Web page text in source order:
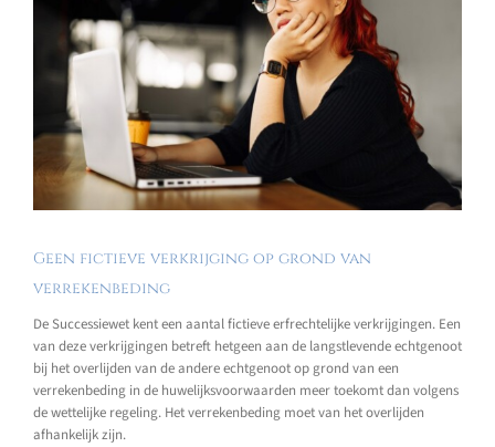
Geen fictieve verkrijging op grond van
verrekenbeding
De Successiewet kent een aantal fictieve erfrechtelijke verkrijgingen. Een
van deze verkrijgingen betreft hetgeen aan de langstlevende echtgenoot
bij het overlijden van de andere echtgenoot op grond van een
verrekenbeding in de huwelijksvoorwaarden meer toekomt dan volgens
de wettelijke regeling. Het verrekenbeding moet van het overlijden
afhankelijk zijn.